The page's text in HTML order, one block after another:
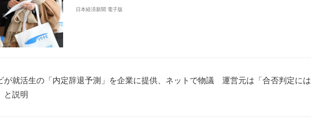
日本経済新聞 電子版
が就活生の「内定辞退予測」を企業に提供、ネットで物議 運営元は「合否判定には
と説明